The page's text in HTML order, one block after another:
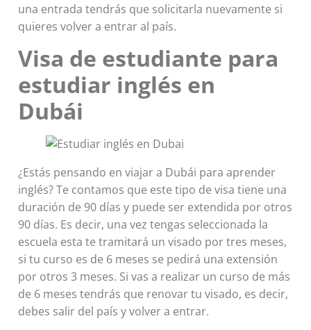
una entrada tendrás que solicitarla nuevamente si
quieres volver a entrar al país.
Visa de estudiante para
estudiar inglés en
Dubái
¿Estás pensando en viajar a Dubái para aprender
inglés? Te contamos que este tipo de visa tiene una
duración de 90 días y puede ser extendida por otros
90 días. Es decir, una vez tengas seleccionada la
escuela esta te tramitará un visado por tres meses,
si tu curso es de 6 meses se pedirá una extensión
por otros 3 meses. Si vas a realizar un curso de más
de 6 meses tendrás que renovar tu visado, es decir,
debes salir del país y volver a entrar.